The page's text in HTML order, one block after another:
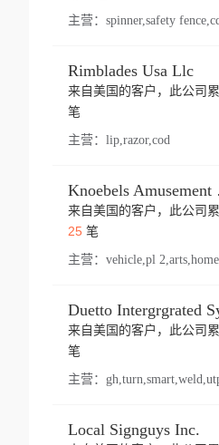
主营：
Rimblades Usa Llc
来自美国的客户，此公司
笔
主营： lip,razor,cod
来自美国的客户，此公司
25笔
主营：
来自美国的客户，此公司
笔
主营：
Local Signguys Inc.